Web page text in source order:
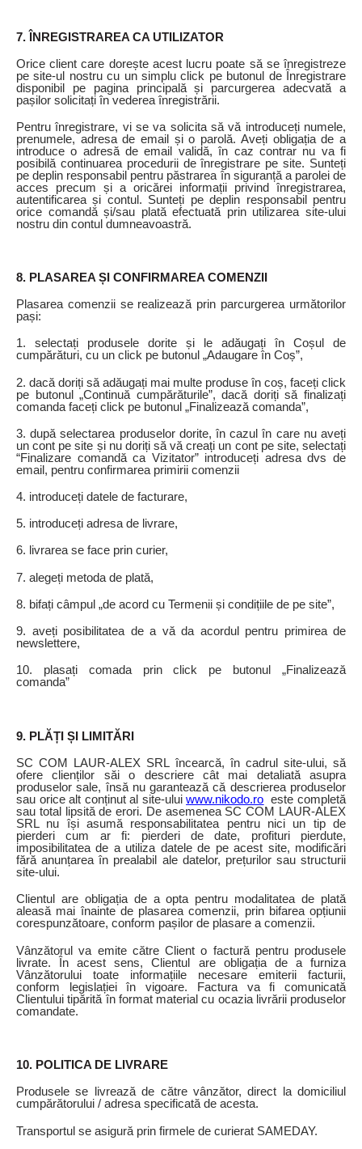
7. ÎNREGISTRAREA CA UTILIZATOR
Orice client care dorește acest lucru poate să se înregistreze
pe site-ul nostru cu un simplu click pe butonul de Înregistrare
disponibil pe pagina principală și parcurgerea adecvată a
pașilor solicitați în vederea înregistrării.
Pentru înregistrare, vi se va solicita să vă introduceți numele,
prenumele, adresa de email și o parolă. Aveți obligația de a
introduce o adresă de email validă, în caz contrar nu va fi
posibilă continuarea procedurii de înregistrare pe site. Sunteți
pe deplin responsabil pentru păstrarea în siguranță a parolei de
acces precum și a oricărei informații privind înregistrarea,
autentificarea și contul. Sunteți pe deplin responsabil pentru
orice comandă și/sau plată efectuată prin utilizarea site-ului
nostru din contul dumneavoastră.
8. PLASAREA ȘI CONFIRMAREA COMENZII
Plasarea comenzii se realizează prin parcurgerea următorilor
pași:
1. selectați produsele dorite și le adăugați în Coșul de
cumpărături, cu un click pe butonul „Adaugare în Coș”,
2. dacă doriți să adăugați mai multe produse în coș, faceți click
pe butonul „Continuă cumpărăturile”, dacă doriți să finalizați
comanda faceți click pe butonul „Finalizează comanda”,
3. după selectarea produselor dorite, în cazul în care nu aveți
un cont pe site și nu doriți să vă creați un cont pe site, selectați
“Finalizare comandă ca Vizitator” introduceți adresa dvs de
email, pentru confirmarea primirii comenzii
4. introduceți datele de facturare,
5. introduceți adresa de livrare,
6. livrarea se face prin curier,
7. alegeți metoda de plată,
8. bifați câmpul „de acord cu Termenii și condițiile de pe site”,
9. aveți posibilitatea de a vă da acordul pentru primirea de
newslettere,
10. plasați comada prin click pe butonul „Finalizează
comanda”
9. PLĂȚI ȘI LIMITĂRI
SC COM LAUR-ALEX SRL încearcă, în cadrul site-ului, să
ofere clienților săi o descriere cât mai detaliată asupra
produselor sale, însă nu garantează că descrierea produselor
sau orice alt conținut al site-uluiwww.nikodo.ro este completă
sau total lipsită de erori. De asemenea SC COM LAUR-ALEX
SRL nu își asumă responsabilitatea pentru nici un tip de
pierderi cum ar fi: pierderi de date, profituri pierdute,
imposibilitatea de a utiliza datele de pe acest site, modificări
fără anunțarea în prealabil ale datelor, prețurilor sau structurii
site-ului.
Clientul are obligația de a opta pentru modalitatea de plată
aleasă mai înainte de plasarea comenzii, prin bifarea opțiunii
corespunzătoare, conform pașilor de plasare a comenzii.
Vânzătorul va emite către Client o factură pentru produsele
livrate. În acest sens, Clientul are obligația de a furniza
Vânzătorului toate informațiile necesare emiterii facturii,
conform legislației în vigoare. Factura va fi comunicată
Clientului tipărită în format material cu ocazia livrării produselor
comandate.
10. POLITICA DE LIVRARE
Produsele se livrează de către vânzător, direct la domiciliul
cumpărătorului / adresa specificată de acesta.
Transportul se asigură prin firmele de curierat SAMEDAY.